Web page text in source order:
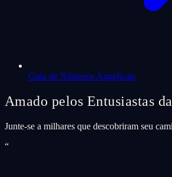
Guia de Números Angelicais
Amado pelos Entusiastas
Junte-se a milhares que descobriram seu
“